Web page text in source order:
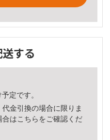
送する
定です。
金引換の場合に限りま
合はこちら をご確認くだ